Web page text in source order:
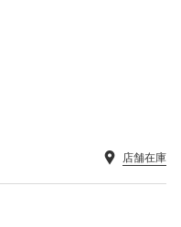
店舗在庫